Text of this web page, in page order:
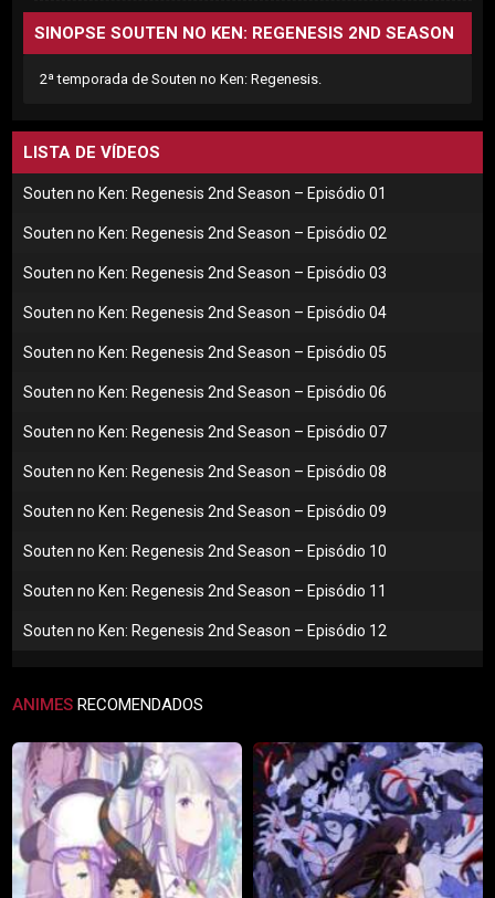
SINOPSE SOUTEN NO KEN: REGENESIS 2ND SEASON
2ª temporada de Souten no Ken: Regenesis.
LISTA DE VÍDEOS
Souten no Ken: Regenesis 2nd Season – Episódio 01
Souten no Ken: Regenesis 2nd Season – Episódio 02
Souten no Ken: Regenesis 2nd Season – Episódio 03
Souten no Ken: Regenesis 2nd Season – Episódio 04
Souten no Ken: Regenesis 2nd Season – Episódio 05
Souten no Ken: Regenesis 2nd Season – Episódio 06
Souten no Ken: Regenesis 2nd Season – Episódio 07
Souten no Ken: Regenesis 2nd Season – Episódio 08
Souten no Ken: Regenesis 2nd Season – Episódio 09
Souten no Ken: Regenesis 2nd Season – Episódio 10
Souten no Ken: Regenesis 2nd Season – Episódio 11
Souten no Ken: Regenesis 2nd Season – Episódio 12
ANIMES RECOMENDADOS